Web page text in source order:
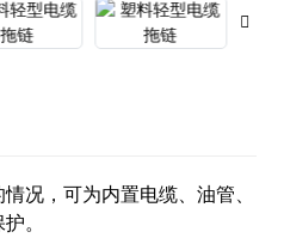
况，可为内置电缆、油管、
。